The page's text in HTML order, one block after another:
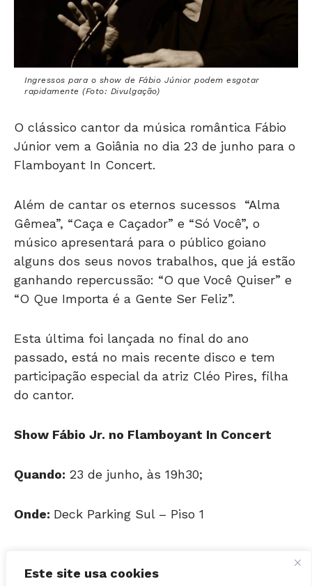
Este site usa cookies
Ingressos para o show de Fábio Júnior podem esgotar
rapidamente (Foto: Divulgação)
Júnior vem a Goiânia no dia 23 de junho para o
Flamboyant In Concert.
Gêmea”, “Caça e Caçador” e “Só Você”, o
músico apresentará para o público goiano
alguns dos seus novos trabalhos, que já estão
ganhando repercussão: “O que Você Quiser” e
“O Que Importa é a Gente Ser Feliz”.
passado, está no mais recente disco e tem
participação especial da atriz Cléo Pires, filha
do cantor.
mediante trocas de notas fiscais de lojas do